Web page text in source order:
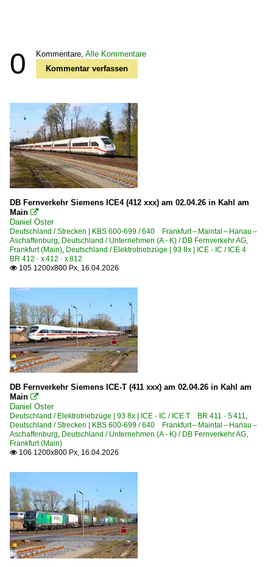
0 Kommentare, Alle Kommentare
Kommentar verfassen
DB Fernverkehr Siemens ICE4 (412 xxx) am 02.04.26 in Kahl am
Main 
Daniel Oster
Deutschland / Strecken | KBS 600-699 / 640 Frankfurt – Maintal – Hanau –
Aschaffenburg, Deutschland / Unternehmen (A - K) / DB Fernverkehr AG,
Frankfurt (Main), Deutschland / Elektrotriebzüge | 93 8x | ICE - IC / ICE 4
BR 412 · x 412 · x 812
 105 1200x800 Px, 16.04.2026
DB Fernverkehr Siemens ICE-T (411 xxx) am 02.04.26 in Kahl am
Main 
Daniel Oster
Deutschland / Elektrotriebzüge | 93 8x | ICE - IC / ICE T BR 411 · 5 411,
Deutschland / Strecken | KBS 600-699 / 640 Frankfurt – Maintal – Hanau –
Aschaffenburg, Deutschland / Unternehmen (A - K) / DB Fernverkehr AG,
Frankfurt (Main)
 106 1200x800 Px, 16.04.2026